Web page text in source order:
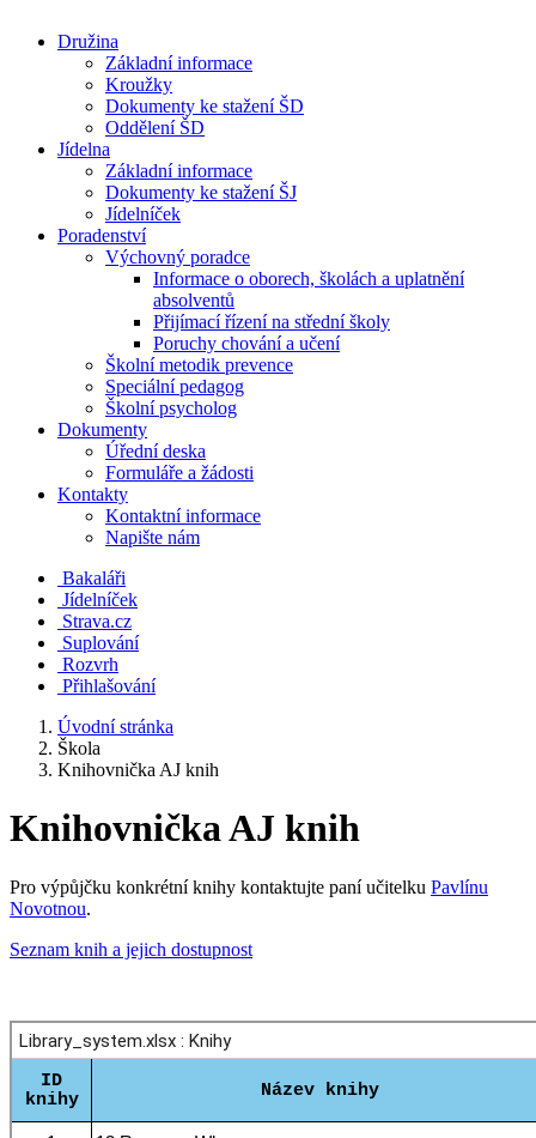
Družina
Základní informace
Kroužky
Dokumenty ke stažení ŠD
Oddělení ŠD
Jídelna
Základní informace
Dokumenty ke stažení ŠJ
Jídelníček
Poradenství
Výchovný poradce
Informace o oborech, školách a uplatnění
absolventů
Přijímací řízení na střední školy
Poruchy chování a učení
Školní metodik prevence
Speciální pedagog
Školní psycholog
Dokumenty
Úřední deska
Formuláře a žádosti
Kontakty
Kontaktní informace
Napište nám
Bakaláři
Jídelníček
Strava.cz
Suplování
Rozvrh
Přihlašování
Úvodní stránka
Škola
Knihovnička AJ knih
Knihovnička AJ knih
Pro výpůjčku konkrétní knihy kontaktujte paní učitelku Pavlínu
Novotnou.
Seznam knih a jejich dostupnost